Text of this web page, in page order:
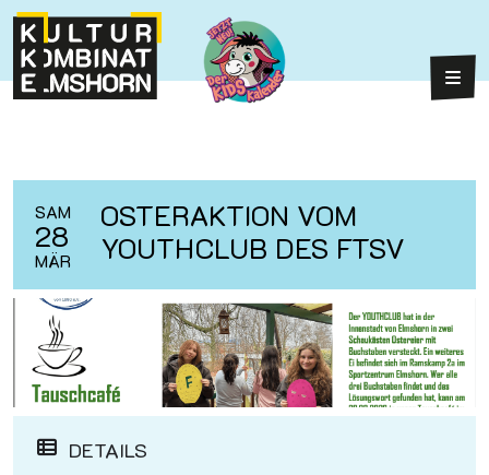
Weiter zum Inhalt
Weiter zum Fuß der Seite
SAM
28
MÄR
OSTERAKTION VOM
YOUTHCLUB DES FTSV
DETAILS